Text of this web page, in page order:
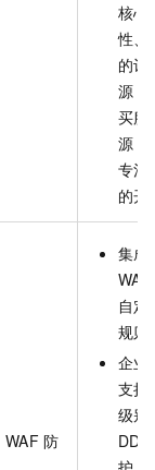
核心
性、
的计
源，
买服
源，
专注
的开
WAF 防
集成
自定
规则
企业
支持
级别